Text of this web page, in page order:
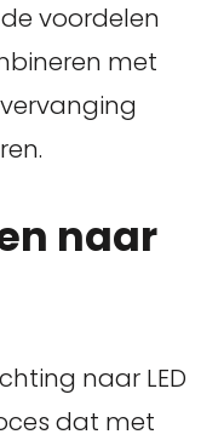
voordelen
met
naar
naar LED
dat met